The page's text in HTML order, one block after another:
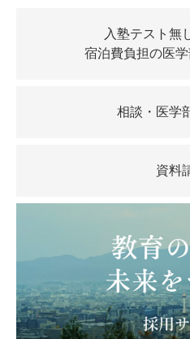
入塾テスト無
宿泊費負担の医
相談・医学
資料